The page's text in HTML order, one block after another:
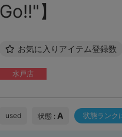
Go!!"】
お気に入りアイテム登録数
水戸店
used 状態 : A 状態ランク